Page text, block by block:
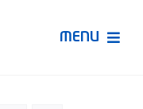
MENU